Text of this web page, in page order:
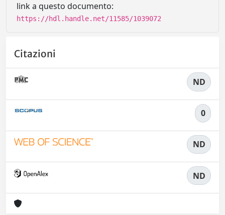
link a questo documento:
https://hdl.handle.net/11585/1039072
Citazioni
ND
0
ND
ND